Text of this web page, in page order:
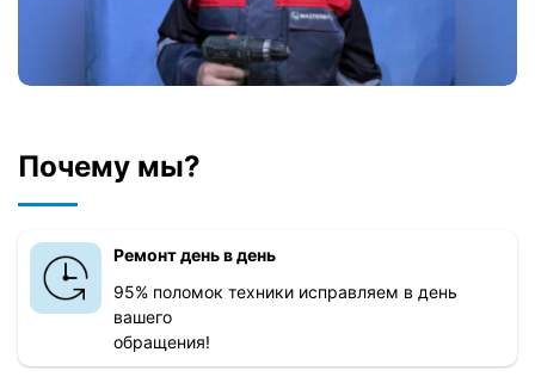
Почему мы?
Ремонт день в день
95% поломок техники исправляем в день
вашего
обращения!